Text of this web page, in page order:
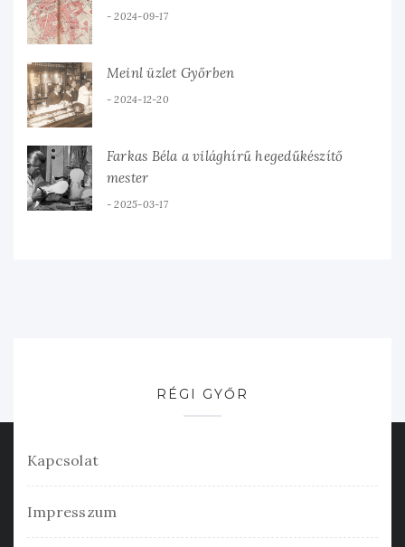
2024-09-17
Meinl üzlet Győrben
2024-12-20
Farkas Béla a világhírű hegedűkészítő
mester
2025-03-17
RÉGI GYŐR
Kapcsolat
Impresszum